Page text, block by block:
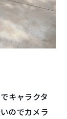
キャラクタ
のでカメラ